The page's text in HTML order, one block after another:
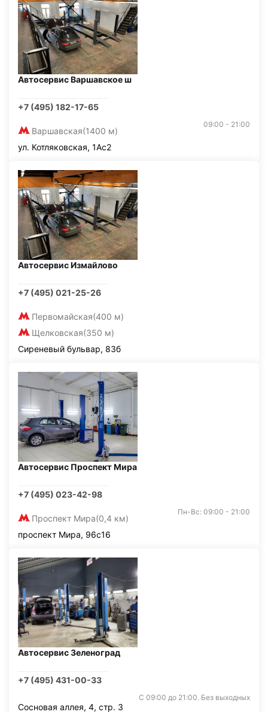
Автосервис Варшавское ш
+7 (495) 182-17-65
Варшавская(1400 м)
09:00 - 21:00
ул. Котляковская, 1Ас2
Автосервис Измайлово
+7 (495) 021-25-26
Первомайская(400 м)
Щелковская(350 м)
Сиреневый бульвар, 83б
Автосервис Проспект Мира
+7 (495) 023-42-98
Проспект Мира(0,4 км)
Пн-Вс: 09:00 - 21:00
проспект Мира, 96с16
Автосервис Зеленоград
+7 (495) 431-00-33
С 09:00 до 21:00. Без выходных
Сосновая аллея, 4, стр. 3